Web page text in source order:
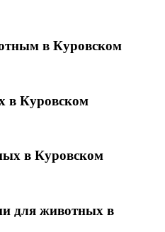
в Куровском
в Куровском
в Куровском
для животных в